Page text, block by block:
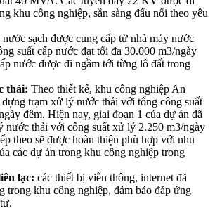
khu công nghiệp, sẵn sàng đấu nối theo yêu
nước sạch được cung cấp từ nhà máy nước
suất cấp nước đạt tối đa 30.000 m3/ngày
nước được đi ngầm tới từng lô đất trong
thải: Theo thiết kế, khu công nghiệp An
trạm xử lý nước thải với tổng công suất
đêm. Hiện nay, giai đoạn 1 của dự án đã
nước thải với công suất xử lý 2.250 m3/ngày
theo sẽ được hoàn thiện phù hợp với nhu
các dự án trong khu công nghiệp trong
lạc: các thiết bị viễn thông, internet đã
trong khu công nghiệp, đảm bảo đáp ứng